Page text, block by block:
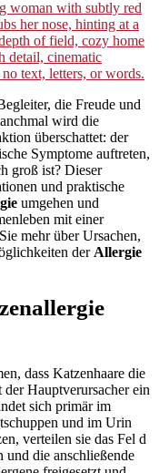
die Freude und
wird die
überschattet: der
Symptome auftreten,
groß ist? Dieser
und praktische
umgehen und
mit einer
mehr über Ursachen,
der Allergie
dass Katzenhaare die
Hauptverursacher ein
sich primär im
und im Urin
verteilen sie das Fel d
und die anschließende